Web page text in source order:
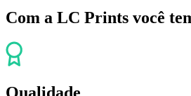
Com a LC Prints você